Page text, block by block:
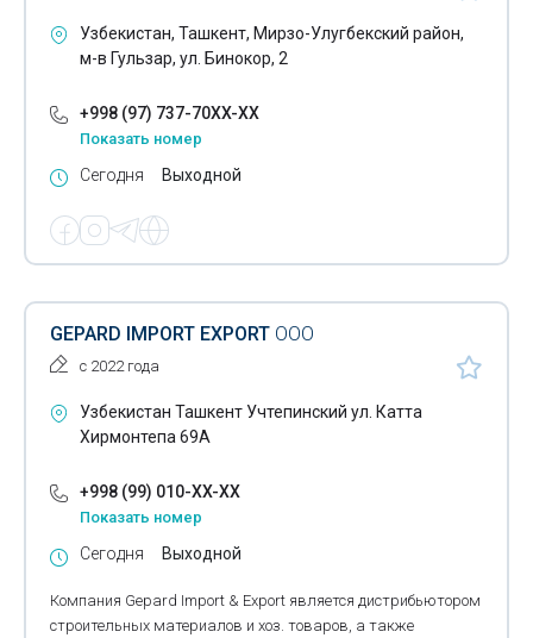
Узбекистан, Ташкент, Мирзо-Улугбекский район,
м-в Гульзар, ул. Бинокор, 2
+998 (97) 737-70XX-XX
Показать номер
Сегодня Выходной
GEPARD IMPORT EXPORT ООО
с 2022 года
Узбекистан Ташкент Учтепинский ул. Катта
Хирмонтепа 69А
+998 (99) 010-XX-XX
Показать номер
Сегодня Выходной
Компания Gepard Import & Export является дистрибьютором
строительных материалов и хоз. товаров, а также